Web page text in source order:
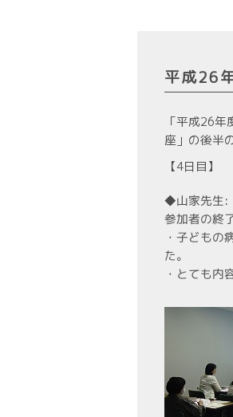
平成26
「平成26
座」の後半
【4日目】
◆山家先生:
参加者の終
・子どもの
た。
・とても内